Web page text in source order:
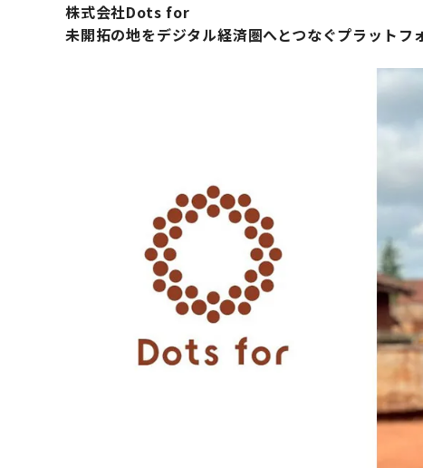
株式会社Dots for
未開拓の地をデジタル経済圏へとつなぐプラットフ